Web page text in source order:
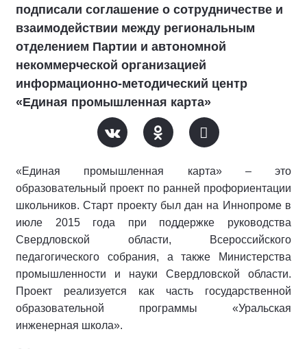
подписали соглашение о сотрудничестве и
взаимодействии между региональным
отделением Партии и автономной
некоммерческой организацией
информационно-методический центр
«Единая промышленная карта»
«Единая промышленная карта» – это
образовательный проект по ранней профориентации
школьников. Старт проекту был дан на Иннопроме в
июле 2015 года при поддержке руководства
Свердловской области, Всероссийского
педагогического собрания, а также Министерства
промышленности и науки Свердловской области.
Проект реализуется как часть государственной
образовательной программы «Уральская
инженерная школа».